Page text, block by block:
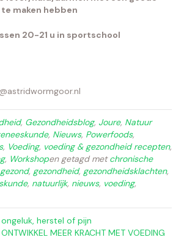
maken hebben
20-21 u in sportschool
, Gezondheidsblog, Joure, Natuur
, Nieuws, Powerfoods,
, Voeding, voeding & gezondheid recepten,
, Workshopen getagd metchronische
gezond, gezondheid, gezondheidsklachten,
, natuurlijk, nieuws, voeding,
herstel of pijn
MEER KRACHT MET VOEDING